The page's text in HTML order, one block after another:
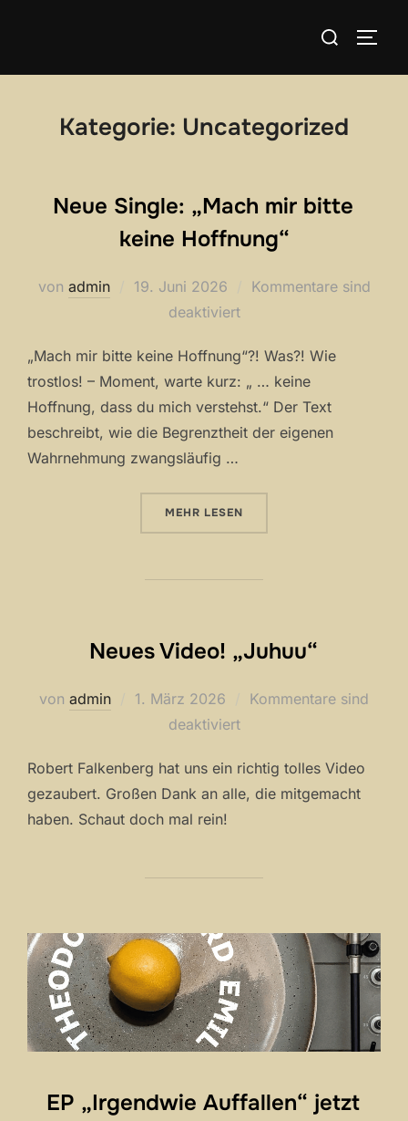
Suchen
Kategorie: Uncategorized
Neue Single: „Mach mir bitte
keine Hoffnung“
von admin
Veröffentlicht
19. Juni 2026
Kommentare sind
deaktiviert
„Mach mir bitte keine Hoffnung“?! Was?! Wie
trostlos! – Moment, warte kurz: „ … keine
Hoffnung, dass du mich verstehst.“ Der Text
beschreibt, wie die Begrenztheit der eigenen
Wahrnehmung zwangsläufig …
MEHR ÜBER „NEUE SINGLE: „MACH
LESEN
Neues Video! „Juhuu“
von admin
Veröffentlicht
1. März 2026
Kommentare sind
deaktiviert
Robert Falkenberg hat uns ein richtig tolles Video
gezaubert. Großen Dank an alle, die mitgemacht
haben. Schaut doch mal rein!
EP „Irgendwie Auffallen“ jetzt